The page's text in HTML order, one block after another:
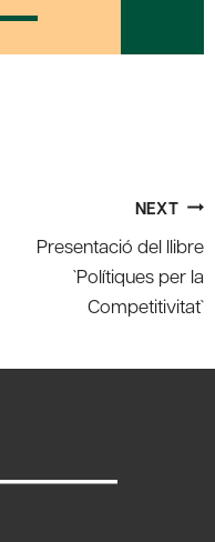
NEXT
Presentació del llibre
`Polítiques per la
Competitivitat`